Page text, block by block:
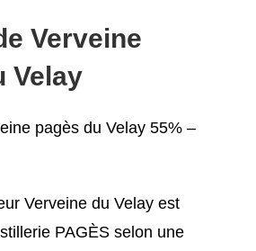
Verveine
Velay
pagès du Velay 55% –
Verveine du Velay est
PAGÈS selon une